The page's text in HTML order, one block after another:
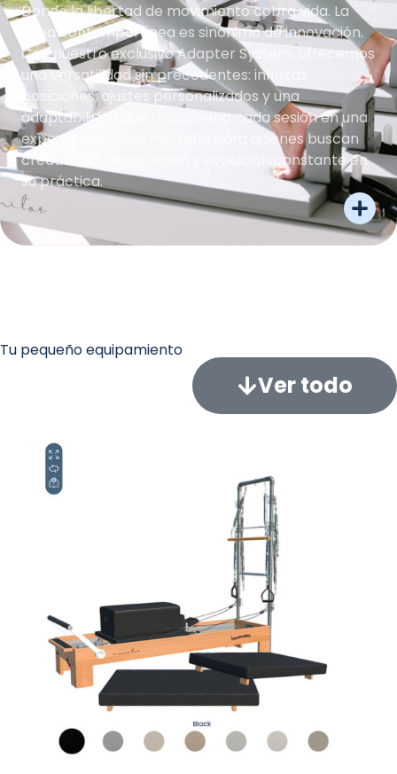
Donde la libertad de movimiento cobra vida. La
línea contemporánea es sinónimo de innovación.
Con nuestro exclusivo Adapter System, ofrecemos
una versatilidad sin precedentes: infinitas
posiciones, ajustes personalizados y una
adaptabilidad que transforma cada sesión en una
experiencia única. Pensada para quienes buscan
creatividad, exploración y evolución constante en
su práctica.
Tu pequeño equipamiento
Ver todo